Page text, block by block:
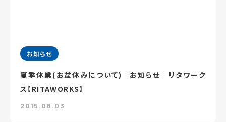
お知らせ
夏季休業(お盆休みについて)｜お知らせ｜リタワーク
ス【RITAWORKS】
2015.08.03